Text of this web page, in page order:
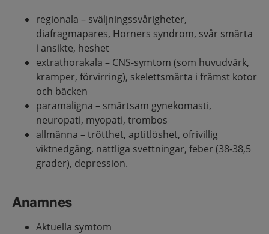
regionala – sväljningssvårigheter,
diafragmapares, Horners syndrom, svår smärta
i ansikte, heshet
extrathorakala – CNS-symtom (som huvudvärk,
kramper, förvirring), skelettsmärta i främst kotor
och bäcken
paramaligna – smärtsam gynekomasti,
neuropati, myopati, trombos
allmänna – trötthet, aptitlöshet, ofrivillig
viktnedgång, nattliga svettningar, feber (38-38,5
grader), depression.
Anamnes
Aktuella symtom